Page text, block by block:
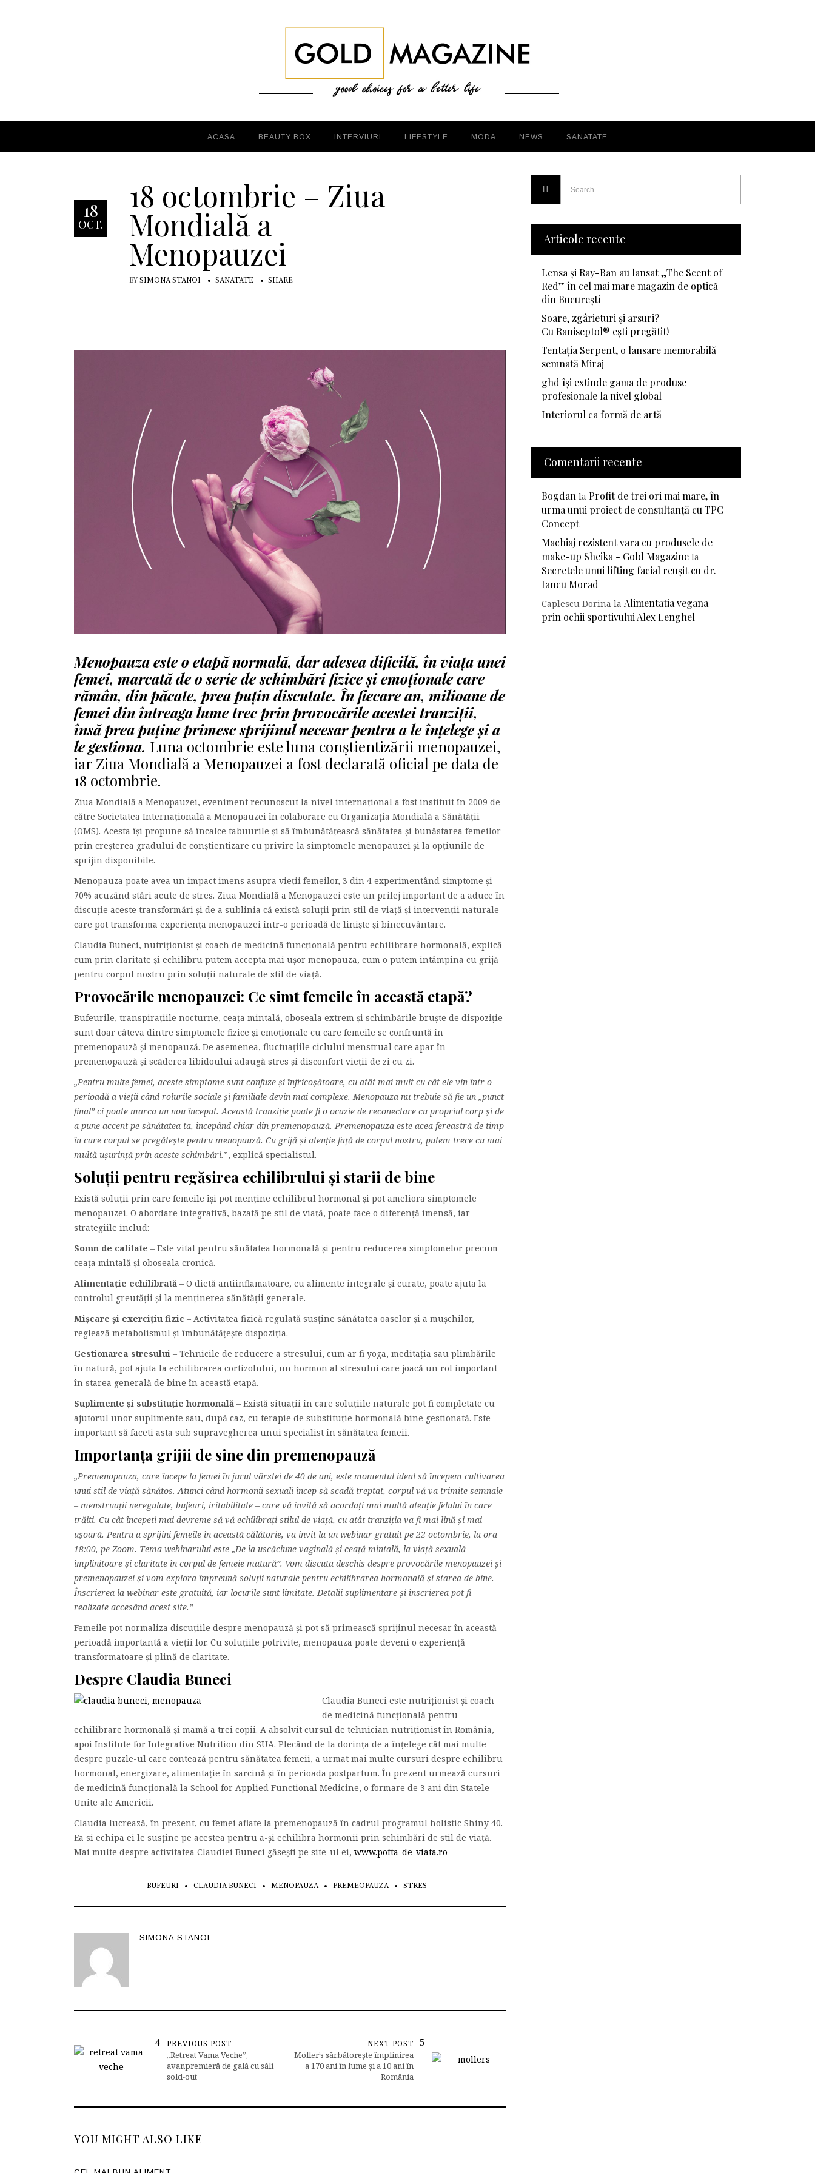
ACASA BEAUTY BOX INTERVIURI LIFESTYLE MODA NEWS SANATATE
18
OCT.
18 octombrie – Ziua
Mondială a
Menopauzei
BY SIMONA STANOI SANATATE SHARE
Menopauza este o etapă normală, dar adesea dificilă, în viața unei
femei, marcată de o serie de schimbări fizice și emoționale care
rămân, din păcate, prea puțin discutate. În fiecare an, milioane de
femei din întreaga lume trec prin provocările acestei tranziții,
însă prea puține primesc sprijinul necesar pentru a le înțelege și a
le gestiona. Luna octombrie este luna conștientizării menopauzei,
iar Ziua Mondială a Menopauzei a fost declarată oficial pe data de
18 octombrie.
Ziua Mondială a Menopauzei, eveniment recunoscut la nivel internațional a fost instituit în 2009 de
către Societatea Internațională a Menopauzei în colaborare cu Organizația Mondială a Sănătății
(OMS). Acesta își propune să încalce tabuurile și să îmbunătățească sănătatea și bunăstarea femeilor
prin creșterea gradului de conștientizare cu privire la simptomele menopauzei și la opțiunile de
sprijin disponibile.
Menopauza poate avea un impact imens asupra vieții femeilor, 3 din 4 experimentând simptome și
70% acuzând stări acute de stres. Ziua Mondială a Menopauzei este un prilej important de a aduce în
discuție aceste transformări și de a sublinia că există soluții prin stil de viață și intervenții naturale
care pot transforma experiența menopauzei într-o perioadă de liniște și binecuvântare.
Claudia Buneci, nutriționist și coach de medicină funcțională pentru echilibrare hormonală, explică
cum prin claritate și echilibru putem accepta mai ușor menopauza, cum o putem intâmpina cu grijă
pentru corpul nostru prin soluții naturale de stil de viață.
Provocările menopauzei: Ce simt femeile în această etapă?
Bufeurile, transpirațiile nocturne, ceața mintală, oboseala extrem și schimbările bruște de dispoziție
sunt doar câteva dintre simptomele fizice și emoționale cu care femeile se confruntă în
premenopauză și menopauză. De asemenea, fluctuațiile ciclului menstrual care apar în
premenopauză și scăderea libidoului adaugă stres și disconfort vieții de zi cu zi.
„Pentru multe femei, aceste simptome sunt confuze și înfricoșătoare, cu atât mai mult cu cât ele vin într-o
perioadă a vieții când rolurile sociale și familiale devin mai complexe. Menopauza nu trebuie să fie un „punct
final” ci poate marca un nou început. Această tranziție poate fi o ocazie de reconectare cu propriul corp și de
a pune accent pe sănătatea ta, începând chiar din premenopauză. Premenopauza este acea fereastră de timp
în care corpul se pregătește pentru menopauză. Cu grijă și atenție față de corpul nostru, putem trece cu mai
multă ușurință prin aceste schimbări.”, explică specialistul.
Soluții pentru regăsirea echilibrului și starii de bine
Există soluții prin care femeile își pot menține echilibrul hormonal și pot ameliora simptomele
menopauzei. O abordare integrativă, bazată pe stil de viață, poate face o diferență imensă, iar
strategiile includ:
Somn de calitate – Este vital pentru sănătatea hormonală și pentru reducerea simptomelor precum
ceața mintală și oboseala cronică.
Alimentație echilibrată – O dietă antiinflamatoare, cu alimente integrale și curate, poate ajuta la
controlul greutății și la menținerea sănătății generale.
Mișcare și exercițiu fizic – Activitatea fizică regulată susține sănătatea oaselor și a mușchilor,
reglează metabolismul și îmbunătățește dispoziția.
Gestionarea stresului – Tehnicile de reducere a stresului, cum ar fi yoga, meditația sau plimbările
în natură, pot ajuta la echilibrarea cortizolului, un hormon al stresului care joacă un rol important
în starea generală de bine în această etapă.
Suplimente și substituție hormonală – Există situații în care soluțiile naturale pot fi completate cu
ajutorul unor suplimente sau, după caz, cu terapie de substituție hormonală bine gestionată. Este
important să faceti asta sub supravegherea unui specialist în sănătatea femeii.
Importanța grijii de sine din premenopauză
„Premenopauza, care începe la femei în jurul vârstei de 40 de ani, este momentul ideal să începem cultivarea
unui stil de viață sănătos. Atunci când hormonii sexuali încep să scadă treptat, corpul vă va trimite semnale
– menstruații neregulate, bufeuri, iritabilitate – care vă invită să acordați mai multă atenție felului în care
trăiti. Cu cât începeti mai devreme să vă echilibrați stilul de viață, cu atât tranziția va fi mai lină și mai
ușoară. Pentru a sprijini femeile în această călătorie, va invit la un webinar gratuit pe 22 octombrie, la ora
18:00, pe Zoom. Tema webinarului este „De la uscăciune vaginală și ceață mintală, la viață sexuală
împlinitoare și claritate în corpul de femeie matură”. Vom discuta deschis despre provocările menopauzei și
premenopauzei și vom explora împreună soluții naturale pentru echilibrarea hormonală și starea de bine.
Înscrierea la webinar este gratuită, iar locurile sunt limitate. Detalii suplimentare și înscrierea pot fi
realizate accesând acest site.”
Femeile pot normaliza discuțiile despre menopauză și pot să primească sprijinul necesar în această
perioadă importantă a vieții lor. Cu soluțiile potrivite, menopauza poate deveni o experiență
transformatoare și plină de claritate.
Despre Claudia Buneci
Claudia Buneci este nutriționist și coach
de medicină funcțională pentru
echilibrare hormonală și mamă a trei copii. A absolvit cursul de tehnician nutriționist în România,
apoi Institute for Integrative Nutrition din SUA. Plecând de la dorința de a înțelege cât mai multe
despre puzzle-ul care contează pentru sănătatea femeii, a urmat mai multe cursuri despre echilibru
hormonal, energizare, alimentație în sarcină și în perioada postpartum. În prezent urmează cursuri
de medicină funcțională la School for Applied Functional Medicine, o formare de 3 ani din Statele
Unite ale Americii.
Claudia lucrează, în prezent, cu femei aflate la premenopauză în cadrul programul holistic Shiny 40.
Ea si echipa ei le susține pe acestea pentru a-și echilibra hormonii prin schimbări de stil de viață.
Mai multe despre activitatea Claudiei Buneci găsești pe site-ul ei, www.pofta-de-viata.ro
BUFEURI CLAUDIA BUNECI MENOPAUZA PREMEOPAUZA STRES
SIMONA STANOI
PREVIOUS POST
„Retreat Vama Veche”,
avanpremieră de gală cu săli
sold-out
NEXT POST
Möller’s sărbătorește împlinirea
a 170 ani în lume și a 10 ani în
România
YOU MIGHT ALSO LIKE
Articole recente
Lensa și Ray-Ban au lansat „The Scent of
Red” în cel mai mare magazin de optică
din București
Soare, zgârieturi și arsuri?
Cu Raniseptol® ești pregătit!
Tentația Serpent, o lansare memorabilă
semnată Miraj
ghd își extinde gama de produse
profesionale la nivel global
Interiorul ca formă de artă
Comentarii recente
Bogdan laProfit de trei ori mai mare, în
urma unui proiect de consultanță cu TPC
Concept
Machiaj rezistent vara cu produsele de
make-up Sheika - Gold Magazine la
Secretele unui lifting facial reușit cu dr.
Iancu Morad
Caplescu Dorina laAlimentatia vegana
prin ochii sportivului Alex Lenghel